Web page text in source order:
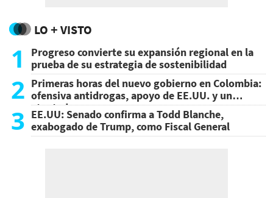
LO + VISTO
1
Progreso convierte su expansión regional en la
prueba de su estrategia de sostenibilidad
2 Primeras horas del nuevo gobierno en Colombia:
ofensiva antidrogas, apoyo de EE.UU. y un
atentado
3 EE.UU: Senado confirma a Todd Blanche,
exabogado de Trump, como Fiscal General